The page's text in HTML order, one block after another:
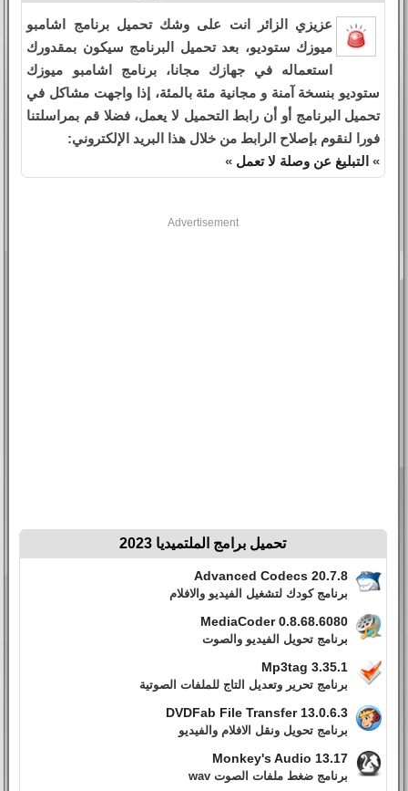
عزيزي الزائر انت على وشك تحميل برنامج اشامبو
ميوزك ستوديو، بعد تحميل البرنامج سيكون بمقدورك
استعماله في جهازك مجانا، برنامج اشامبو ميوزك
ستوديو بنسخة آمنة و مجانية مئة بالمئة، إذا واجهت مشاكل في
تحميل البرنامج أو أن رابط التحميل لا يعمل، فضلا قم بمراسلتنا
فورا لنقوم بإصلاح الرابط من خلال هذا البريد الإلكتروني:
» التبليغ عن وصلة لا تعمل »
Advertisement
تحميل برامج الملتميديا 2023
Advanced Codecs 20.7.8
برنامج كودك لتشغيل الفيديو والافلام
MediaCoder 0.8.68.6080
برنامج تحويل الفيديو والصوت
Mp3tag 3.35.1
برنامج تحرير وتعديل التاج للملفات الصوتية
DVDFab File Transfer 13.0.6.3
برنامج تحويل ونقل الافلام والفيديو
Monkey's Audio 13.17
برنامج ضغط ملفات الصوت wav